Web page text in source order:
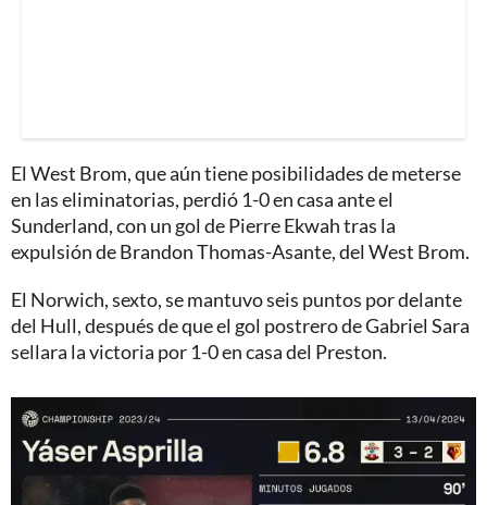
El West Brom, que aún tiene posibilidades de meterse
en las eliminatorias, perdió 1-0 en casa ante el
Sunderland, con un gol de Pierre Ekwah tras la
expulsión de Brandon Thomas-Asante, del West Brom.
El Norwich, sexto, se mantuvo seis puntos por delante
del Hull, después de que el gol postrero de Gabriel Sara
sellara la victoria por 1-0 en casa del Preston.